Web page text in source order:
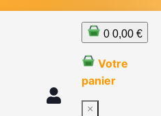
0 0,00 €
Votre
panier
×